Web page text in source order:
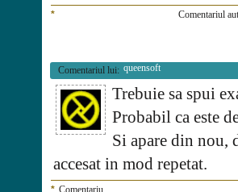
* Comentariul
Comentariul lui: queensoft
Trebuie sa spui
Probabil ca este
Si apare din nou,
accesat in mod repetat.
* Comentariu